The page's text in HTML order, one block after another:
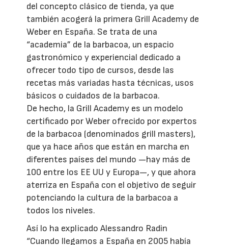
del concepto clásico de tienda, ya que
también acogerá la primera Grill Academy de
Weber en España. Se trata de una
“academia” de la barbacoa, un espacio
gastronómico y experiencial dedicado a
ofrecer todo tipo de cursos, desde las
recetas más variadas hasta técnicas, usos
básicos o cuidados de la barbacoa.
De hecho, la Grill Academy es un modelo
certificado por Weber ofrecido por expertos
de la barbacoa (denominados grill masters),
que ya hace años que están en marcha en
diferentes países del mundo —hay más de
100 entre los EE UU y Europa—, y que ahora
aterriza en España con el objetivo de seguir
potenciando la cultura de la barbacoa a
todos los niveles.
Así lo ha explicado Alessandro Radin
“Cuando llegamos a España en 2005 había